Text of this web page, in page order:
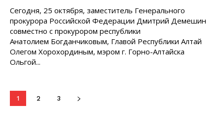
Сегодня, 25 октября, заместитель Генерального
прокурора Российской Федерации Дмитрий Демешин
совместно с прокурором республики
Анатолием Богданчиковым, Главой Республики Алтай
Олегом Хорохординым, мэром г. Горно-Алтайска
Ольгой...
1 2 3